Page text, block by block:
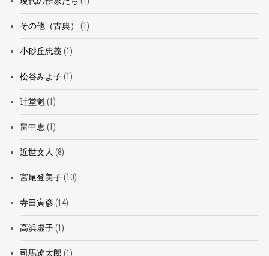
その他（古典） (1)
小砂丘忠義(1)
松谷みよ子(1)
辻堂魁(1)
畠中恵(1)
近世文人 (8)
宮尾登美子(10)
寺田寅彦(14)
高浜虚子(1)
司馬遼太郎 (1)